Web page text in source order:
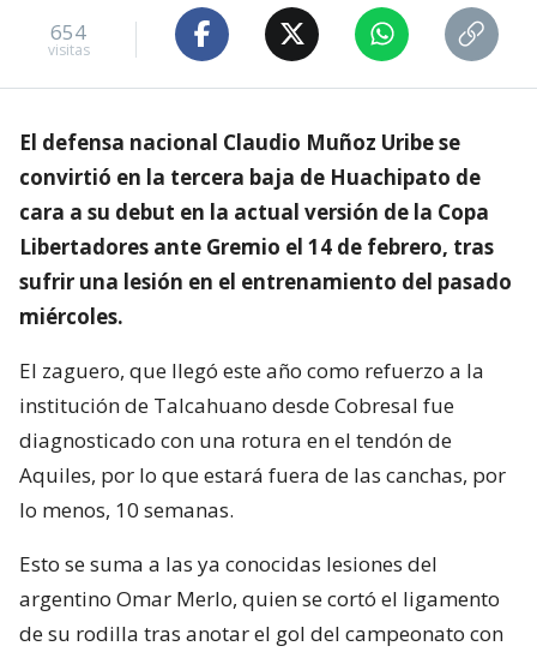
654
visitas
El defensa nacional Claudio Muñoz Uribe se
convirtió en la tercera baja de Huachipato de
cara a su debut en la actual versión de la Copa
Libertadores ante Gremio el 14 de febrero, tras
sufrir una lesión en el entrenamiento del pasado
miércoles.
El zaguero, que llegó este año como refuerzo a la
institución de Talcahuano desde Cobresal fue
diagnosticado con una rotura en el tendón de
Aquiles, por lo que estará fuera de las canchas, por
lo menos, 10 semanas.
Esto se suma a las ya conocidas lesiones del
argentino Omar Merlo, quien se cortó el ligamento
de su rodilla tras anotar el gol del campeonato con